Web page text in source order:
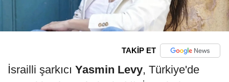
TAKİP ET
İsrailli şarkıcı Yasmin Levy, Türkiye'de